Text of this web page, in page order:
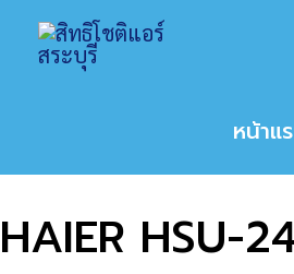
หน้าแ
Home สินค้า
หน้าหลัก/
HAIER HSU-